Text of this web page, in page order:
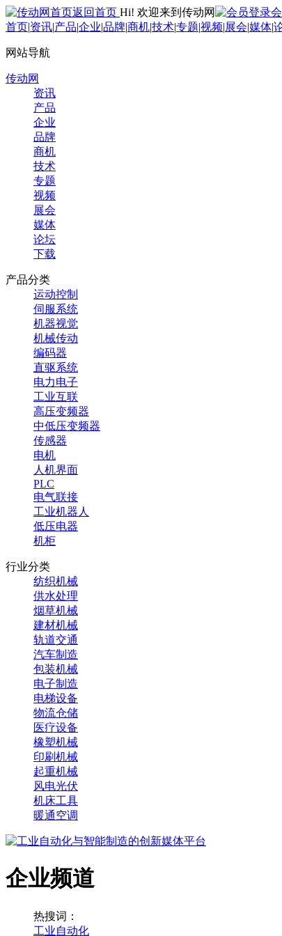
返回首页 Hi! 欢迎来到传动网
首页|资讯|产品|企业|品牌|商机|技术|专题|视频|展会|媒体|
网站导航
传动网
资讯
产品
企业
品牌
商机
技术
专题
视频
展会
媒体
论坛
下载
产品分类
运动控制
伺服系统
机器视觉
机械传动
编码器
直驱系统
电力电子
工业互联
高压变频器
中低压变频器
传感器
电机
人机界面
PLC
电气联接
工业机器人
低压电器
机柜
行业分类
纺织机械
供水处理
烟草机械
建材机械
轨道交通
汽车制造
包装机械
电子制造
电梯设备
物流仓储
医疗设备
橡塑机械
印刷机械
起重机械
风电光伏
机床工具
暖通空调
企业频道
热搜词：
工业自动化